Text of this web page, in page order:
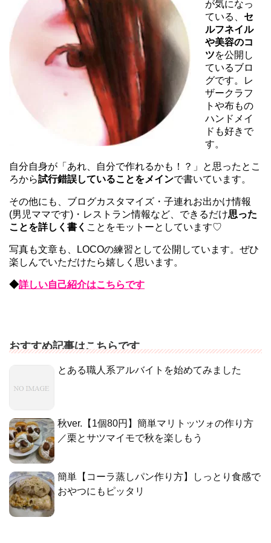
が気になっ
ている、 セ
ルフネイル
や美容のコ
ツを公開し
ているブロ
グです。レ
ザークラフ
トや布もの
ハンドメイ
ドも好きで
す。
自分自身が「あれ、自分で作れるかも！？」と思ったとこ
ろから試行錯誤していることをメインで書いています。
その他にも、ブログカスタマイズ・子連れお出かけ情報
(男児ママです)・レストラン情報など、できるだけ思った
ことを詳しく書く ことをモットーとしています♡
写真も文章も、LOCOの練習として公開しています。ぜひ
楽しんでいただけたら嬉しく思います。
◆詳しい自己紹介はこちらです
おすすめ記事はこちらです
とある職人系アルバイトを始めてみました
秋ver.【1個80円】簡単マリトッツォの作り方
／栗とサツマイモで秋を楽しもう
簡単【コーラ蒸しパン作り方】しっとり食感で
おやつにもピッタリ